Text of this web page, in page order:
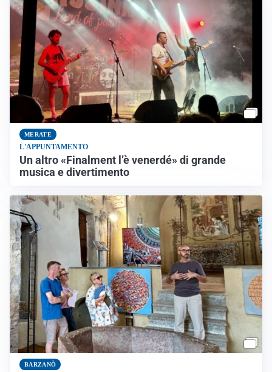
MERATE
L'APPUNTAMENTO
Un altro «Finalment l’è venerdé» di grande
musica e divertimento
BARZANÒ